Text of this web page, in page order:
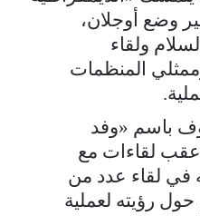
وضع أوجلان،
ولقاء
المنظمات
باسم «وفد
عقب لقاءات مع
في لقاء عدد من
رؤيته لعملية